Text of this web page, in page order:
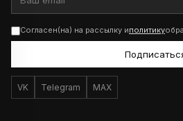
Согласен(на) на рассылку иполитику
VK Telegram MAX